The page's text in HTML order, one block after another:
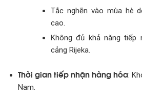
Tắc nghẽn vào mùa hè
cao.
Không đủ khả năng tiếp
cảng Rijeka.
Thời gian tiếp nhận hàng hóa:
Nam.